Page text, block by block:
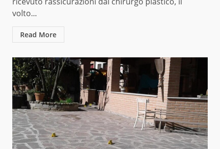
volto...
Read More